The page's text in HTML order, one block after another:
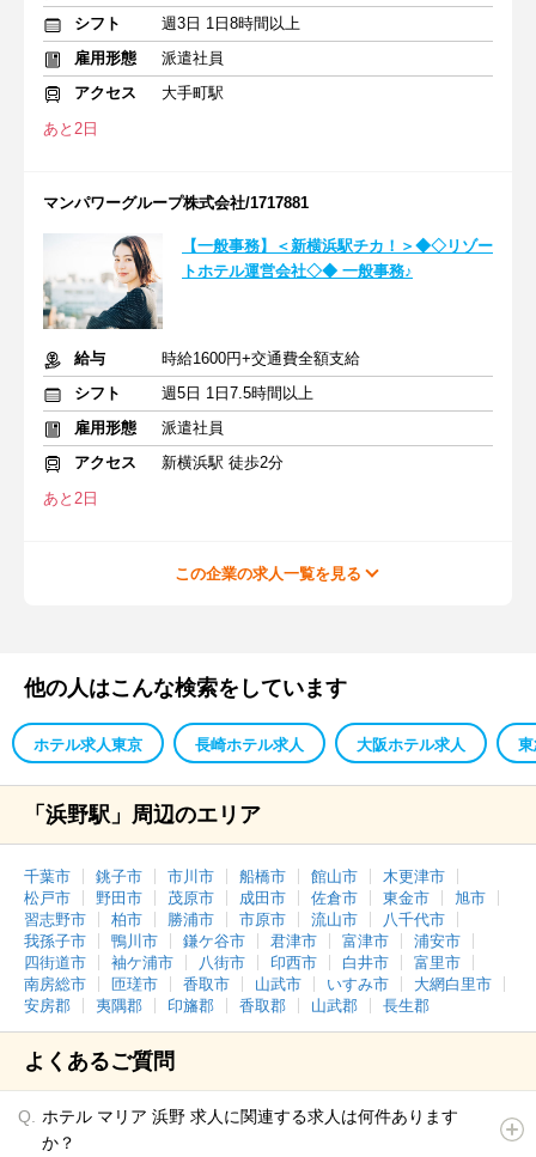
シフト
週3日 1日8時間以上
雇用形態
派遣社員
アクセス
大手町駅
あと2日
マンパワーグループ株式会社/1717881
【一般事務】＜新横浜駅チカ！＞◆◇リゾー
トホテル運営会社◇◆ 一般事務♪
給与
時給1600円+交通費全額支給
シフト
週5日 1日7.5時間以上
雇用形態
派遣社員
アクセス
新横浜駅 徒歩2分
あと2日
この企業の求人一覧を見る
他の人はこんな検索をしています
ホテル求人東京 長崎ホテル求人 大阪ホテル求人
「浜野駅」周辺のエリア
千葉市 銚子市 市川市 船橋市 館山市
木更津市
松戸市
野田市 茂原市 成田市 佐倉市 東金市
旭市
習志野市
柏市 勝浦市 市原市 流山市
八千代市
我孫子市
鴨川市 鎌ケ谷市 君津市 富津市
浦安市
四街道市
袖ケ浦市 八街市 印西市 白井市
富里市
南房総市
匝瑳市 香取市 山武市 いすみ市
大網白里市
安房郡
夷隅郡 印旛郡 香取郡 山武郡 長生郡
よくあるご質問
ホテル マリア 浜野 求人に関連する求人は何件あります
か？